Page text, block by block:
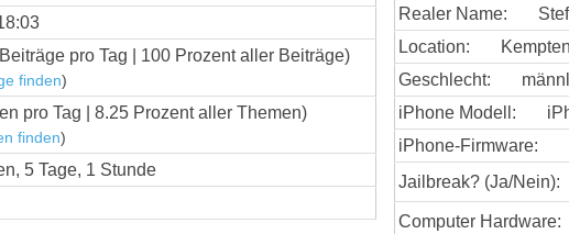
pro Tag | 100 Prozent aller Beiträge)
finden)
pro Tag | 8.25 Prozent aller Themen)
finden)
5 Tage, 1 Stunde
Realer Name:
Location:
Kempten
Geschlecht:
iPhone Modell:
iPhone-Firmware:
Jailbreak? (Ja/Nein):
Computer Hardware: